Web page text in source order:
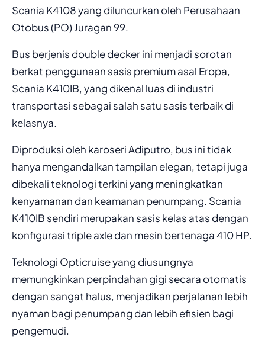
Scania K4108 yang diluncurkan oleh Perusahaan
Otobus (PO) Juragan 99.
Bus berjenis double decker ini menjadi sorotan
berkat penggunaan sasis premium asal Eropa,
Scania K410IB, yang dikenal luas di industri
transportasi sebagai salah satu sasis terbaik di
kelasnya.
Diproduksi oleh karoseri Adiputro, bus ini tidak
hanya mengandalkan tampilan elegan, tetapi juga
dibekali teknologi terkini yang meningkatkan
kenyamanan dan keamanan penumpang. Scania
K410IB sendiri merupakan sasis kelas atas dengan
konfigurasi triple axle dan mesin bertenaga 410 HP.
Teknologi Opticruise yang diusungnya
memungkinkan perpindahan gigi secara otomatis
dengan sangat halus, menjadikan perjalanan lebih
nyaman bagi penumpang dan lebih efisien bagi
pengemudi.